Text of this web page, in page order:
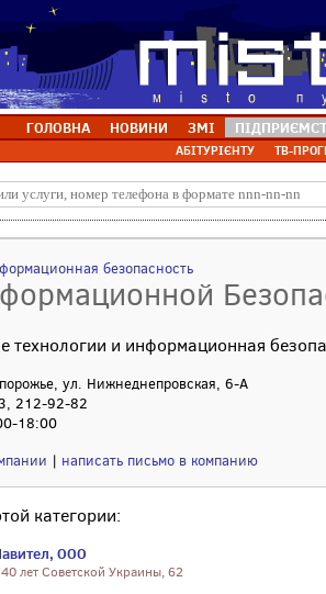
ГОЛОВНА НОВИНИ ЗМІ
АБІТУРІЄНТУ ТВ-
безопасность
технологии и информационная
ул. Нижнеднепровская, 6-А
212-92-82
18:00
| написать письмо в компанию
категории:
ООО
лет Советской Украины, 62